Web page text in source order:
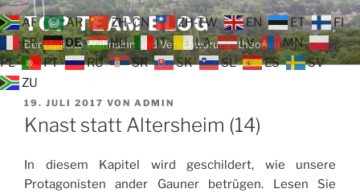
Zum
Inhalt
springen
TOP TEAM BLOG
Der tägliche Wahnsinn und Verschwörungstheorien
VERÖFFENTLICHT
AM
19. JULI 2017 VON ADMIN
Knast statt Altersheim (14)
In diesem Kapitel wird geschildert, wie unsere
Protagonisten ander Gauner betrügen. Lesen Sie
AF AR ZH-CN ZH-TW EN ET
FI
FR
DE HU IT LA LV
MN
PL
PT RU SR SK SL ES
SV
ZU